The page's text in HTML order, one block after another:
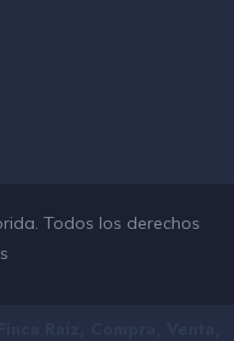
Todos los derechos